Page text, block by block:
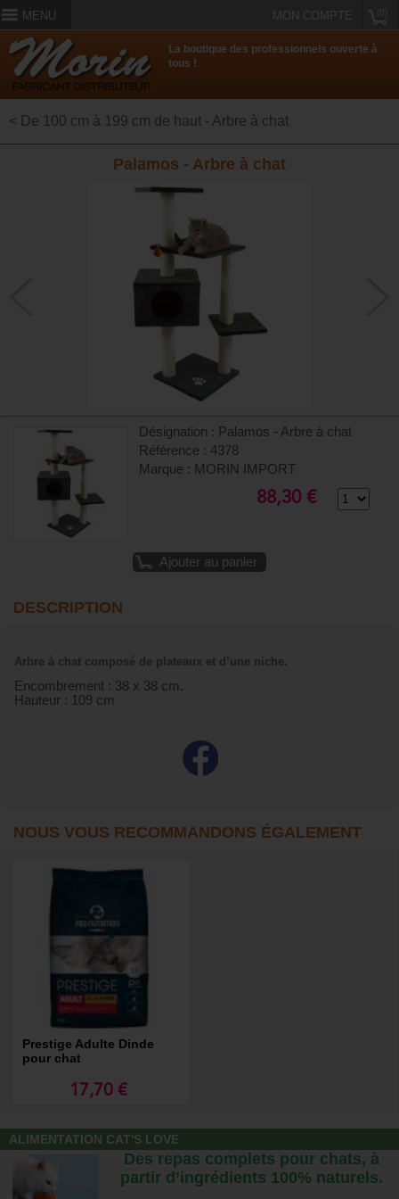
MENU MON COMPTE
La boutique des professionnels ouverte à
tous !
< De 100 cm à 199 cm de haut - Arbre à chat
Palamos - Arbre à chat
Désignation : Palamos - Arbre à chat
Référence : 4378
Marque : MORIN IMPORT
88,30 €
Ajouter au panier
DESCRIPTION
Arbre à chat composé de plateaux et d’une niche.
Encombrement : 38 x 38 cm.
Hauteur : 109 cm
NOUS VOUS RECOMMANDONS ÉGALEMENT
Prestige Adulte Dinde
pour chat
17,70 €
ALIMENTATION CAT'S LOVE
Des repas complets pour chats, à
partir d’ingrédients 100% naturels.